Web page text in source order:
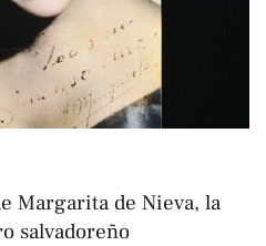
Margarita de Nieva, la
salvadoreño